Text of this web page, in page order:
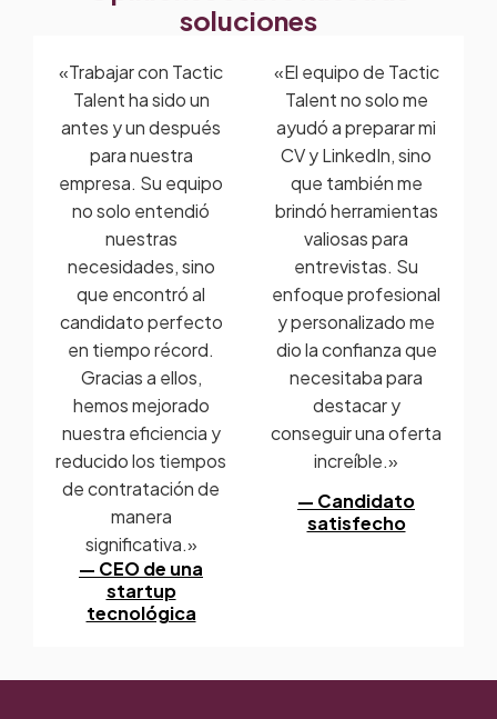
soluciones
«Trabajar con Tactic
Talent ha sido un
antes y un después
para nuestra
empresa. Su equipo
no solo entendió
nuestras
necesidades, sino
que encontró al
candidato perfecto
en tiempo récord.
Gracias a ellos,
hemos mejorado
nuestra eficiencia y
reducido los tiempos
de contratación de
manera
significativa.»
— CEO de una
startup
tecnológica
«El equipo de Tactic
Talent no solo me
ayudó a preparar mi
CV y LinkedIn, sino
que también me
brindó herramientas
valiosas para
entrevistas. Su
enfoque profesional
y personalizado me
dio la confianza que
necesitaba para
destacar y
conseguir una oferta
increíble.»
— Candidato
satisfecho